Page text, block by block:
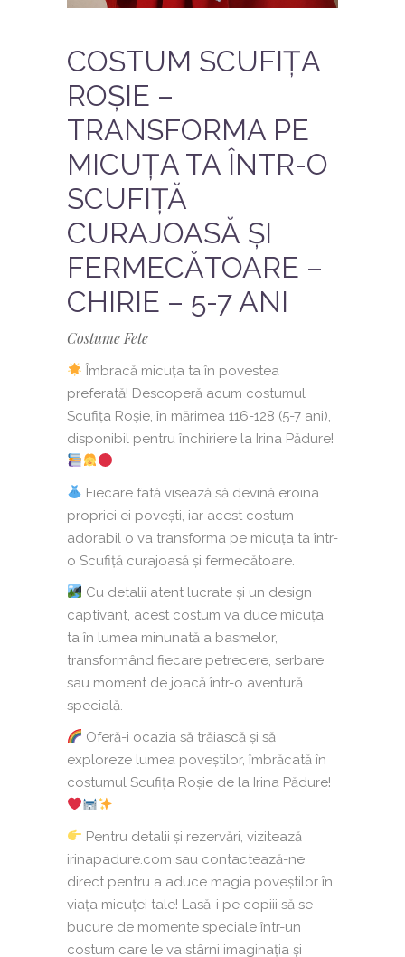
COSTUM SCUFIȚA
ROȘIE –
TRANSFORMA PE
MICUȚA TA ÎNTR-O
SCUFIȚĂ
CURAJOASĂ ȘI
FERMECĂTOARE –
CHIRIE – 5-7 ANI
Costume Fete
Îmbracă micuța ta în povestea
preferată! Descoperă acum costumul
Scufița Roșie, în mărimea 116-128 (5-7 ani),
disponibil pentru închiriere la Irina Pădure!
Fiecare fată visează să devină eroina
propriei ei povești, iar acest costum
adorabil o va transforma pe micuța ta într-
o Scufiță curajoasă și fermecătoare.
Cu detalii atent lucrate și un design
captivant, acest costum va duce micuța
ta în lumea minunată a basmelor,
transformând fiecare petrecere, serbare
sau moment de joacă într-o aventură
specială.
Oferă-i ocazia să trăiască și să
exploreze lumea poveștilor, îmbrăcată în
costumul Scufița Roșie de la Irina Pădure!
Pentru detalii și rezervări, vizitează
irinapadure.com sau contactează-ne
direct pentru a aduce magia poveștilor în
viața micuței tale! Lasă-i pe copiii să se
bucure de momente speciale într-un
costum care le va stârni imaginația și